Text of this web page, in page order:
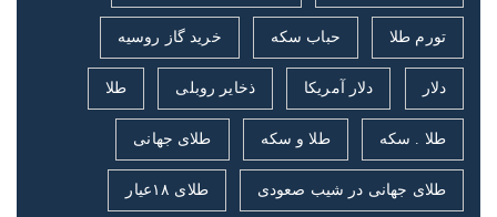
تورم طلا حباب سکه خرید گاز روسیه
دلار دلار آمریکا ذخایر روبلی طلا
طلا . سکه طلا و سکه طلای جهانی
طلای جهانی در شیب صعودی طلای ۱۸عیار